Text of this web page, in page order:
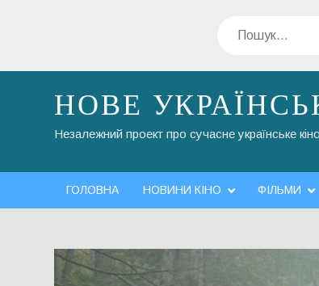
Пошук
НОВЕ
Незалежний проект про сучасне українське кіно
ГОЛОВНА НОВИНИ КІНО ФІЛЬМИ